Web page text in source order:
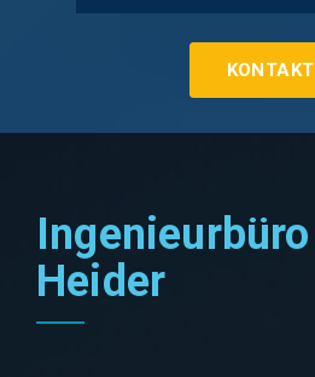
KONTAKT
Ingenieurbüro
Heider